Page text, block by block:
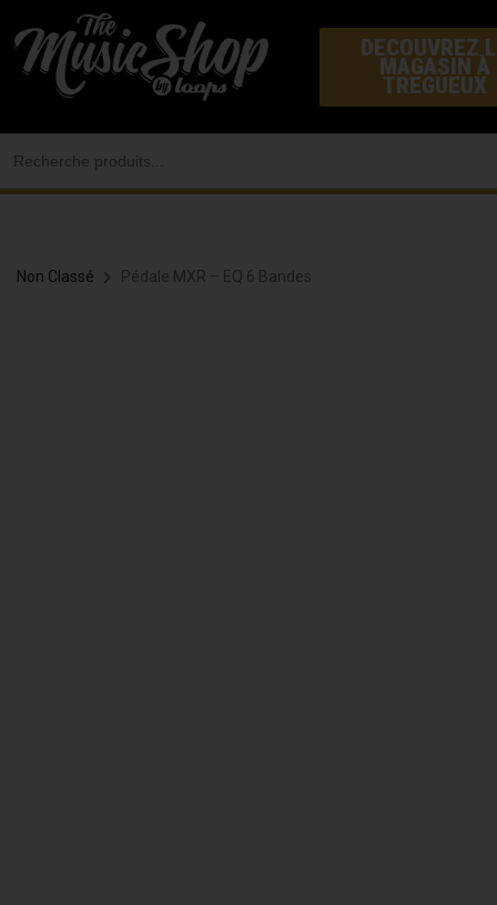
au
contenu
DECOUVREZ
MAGASIN À
TREGUEUX
Non Classé Pédale MXR – EQ 6 Bandes